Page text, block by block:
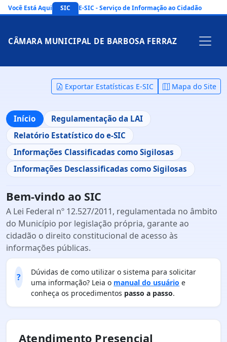
Você Está Aqui SIC E-SIC - Serviço de Informação ao Cidadão
CÂMARA MUNICIPAL DE BARBOSA FERRAZ
Exportar Estatísticas E-SIC Mapa do Site
Início
Regulamentação da LAI
Relatório Estatístico do e-SIC
Informações Classificadas como Sigilosas
Informações Desclassificadas como Sigilosas
Bem-vindo ao SIC
A Lei Federal nº 12.527/2011, regulamentada no âmbito
do Município por legislação própria, garante ao
cidadão o direito constitucional de acesso às
informações públicas.
?
Dúvidas de como utilizar o sistema para solicitar
uma informação? Leia o manual do usuário e
conheça os procedimentos passo a passo.
Atendimento Presencial